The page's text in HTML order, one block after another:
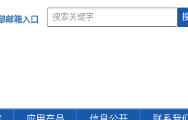
邮箱入口